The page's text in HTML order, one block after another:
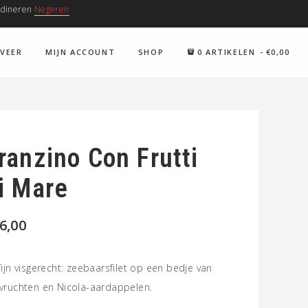
VAN 09U30 - 21U30
MIJN ACCOUNT SHOP 0 ARTIKELEN €0,00
Con Frutti
Mare
visgerecht: zeebaarsfilet op een bedje van
en Nicola-aardappelen.
Negeren